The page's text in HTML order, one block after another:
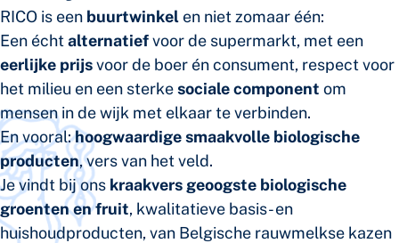
RICO is een buurtwinkel en niet zomaar één:
Een échtalternatiefvoor de supermarkt, met een
eerlijke prijsvoor de boer én consument, respect voor
het milieu en een sterkesociale component om
mensen in de wijk met elkaar te verbinden.
En vooral:hoogwaardige smaakvolle biologische
producten, vers van het veld.
Je vindt bij ons kraakvers geoogste biologische
groenten en fruit, kwalitatieve basis- en
huishoudproducten, van Belgische rauwmelkse kazen